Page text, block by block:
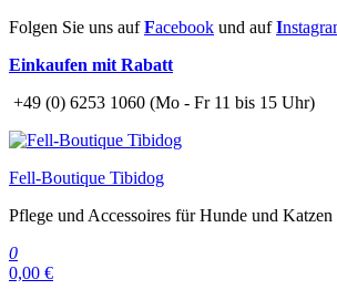
Zum
springen
Folgen Sie uns aufFacebook und aufI
Einkaufen mit Rabatt
+49 (0) 6253 1060 (Mo - Fr 11 bis 15 Uhr)
Fell-Boutique Tibidog
Pflege und Accessoires für Hunde und Katzen
0
0,00 €